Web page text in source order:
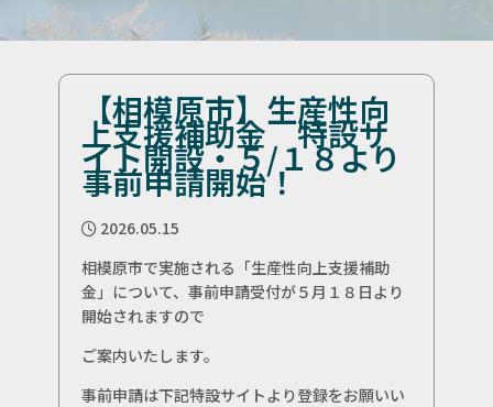
【相模原市】生産性向
上支援補助金 特設サ
イト開設・５/１８より
事前申請開始！
2026.05.15
相模原市で実施される「生産性向上支援補助
金」について、事前申請受付が５月１８日より
開始されますので
ご案内いたします。
事前申請は下記特設サイトより登録をお願いい